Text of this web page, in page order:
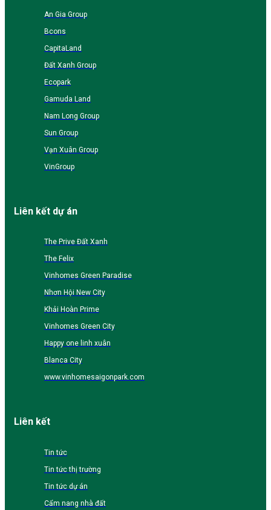
An Gia Group
Bcons
CapitaLand
Đất Xanh Group
Ecopark
Gamuda Land
Nam Long Group
Sun Group
Vạn Xuân Group
VinGroup
Liên kết dự án
The Prive Đất Xanh
The Felix
Vinhomes Green Paradise
Nhơn Hội New City
Khải Hoàn Prime
Vinhomes Green City
Happy one linh xuân
Blanca City
www.vinhomesaigonpark.com
Liên kết
Tin tức
Tin tức thị trường
Tin tức dự án
Cẩm nang nhà đất